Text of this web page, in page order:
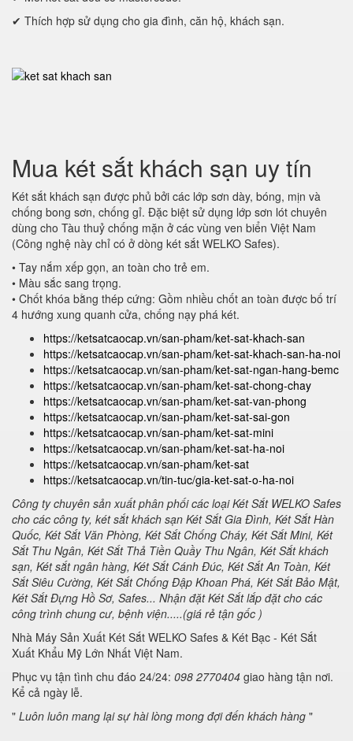
✔ Thích hợp sử dụng cho gia đình, căn hộ, khách sạn.
Mua két sắt khách sạn uy tín
Két sắt khách sạn được phủ bởi các lớp sơn dày, bóng, mịn và
chống bong sơn, chống gỉ. Đặc biệt sử dụng lớp sơn lót chuyên
dùng cho Tàu thuỷ chống mặn ở các vùng ven biển Việt Nam
(Công nghệ này chỉ có ở dòng két sắt WELKO Safes).
• Tay nắm xếp gọn, an toàn cho trẻ em.
• Màu sắc sang trọng.
• Chốt khóa bằng thép cứng: Gồm nhiều chốt an toàn được bố trí
4 hướng xung quanh cửa, chống nạy phá két.
https://ketsatcaocap.vn/san-pham/ket-sat-khach-san
https://ketsatcaocap.vn/san-pham/ket-sat-khach-san-ha-noi
https://ketsatcaocap.vn/san-pham/ket-sat-ngan-hang-bemc
https://ketsatcaocap.vn/san-pham/ket-sat-chong-chay
https://ketsatcaocap.vn/san-pham/ket-sat-van-phong
https://ketsatcaocap.vn/san-pham/ket-sat-sai-gon
https://ketsatcaocap.vn/san-pham/ket-sat-mini
https://ketsatcaocap.vn/san-pham/ket-sat-ha-noi
https://ketsatcaocap.vn/san-pham/ket-sat
https://ketsatcaocap.vn/tin-tuc/gia-ket-sat-o-ha-noi
Công ty chuyên sản xuất phân phối các loại Két Sắt WELKO Safes
cho các công ty, két sắt khách sạn Két Sắt Gia Đình, Két Sắt Hàn
Quốc, Két Sắt Văn Phòng, Két Sắt Chống Cháy, Két Sắt Mini, Két
Sắt Thu Ngân, Két Sắt Thả Tiền Quầy Thu Ngân, Két Sắt khách
sạn, Két sắt ngân hàng, Két Sắt Cánh Đúc, Két Sắt An Toàn, Két
Sắt Siêu Cường, Két Sắt Chống Đập Khoan Phá, Két Sắt Bảo Mật,
Két Sắt Đựng Hồ Sơ, Safes... Nhận đặt Két Sắt lắp đặt cho các
công trình chung cư, bệnh viện.....(giá rẻ tận gốc )
Nhà Máy Sản Xuất Két Sắt WELKO Safes & Két Bạc - Két Sắt
Xuất Khẩu Mỹ Lớn Nhất Việt Nam.
Phục vụ tận tình chu đáo 24/24: 098 2770404 giao hàng tận nơi.
Kể cả ngày lễ.
" Luôn luôn mang lại sự hài lòng mong đợi đến khách hàng "